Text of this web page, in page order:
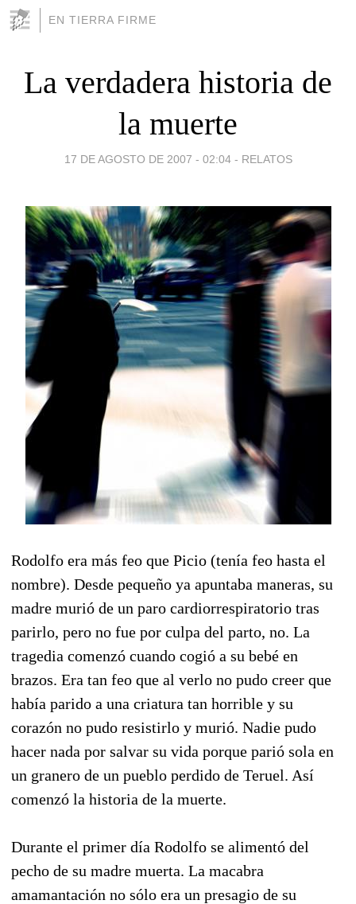
EN TIERRA FIRME
La verdadera historia de
la muerte
17 DE AGOSTO DE 2007 - 02:04 - RELATOS
Rodolfo era más feo que Picio (tenía feo hasta el
nombre). Desde pequeño ya apuntaba maneras, su
madre murió de un paro cardiorrespiratorio tras
parirlo, pero no fue por culpa del parto, no. La
tragedia comenzó cuando cogió a su bebé en
brazos. Era tan feo que al verlo no pudo creer que
había parido a una criatura tan horrible y su
corazón no pudo resistirlo y murió. Nadie pudo
hacer nada por salvar su vida porque parió sola en
un granero de un pueblo perdido de Teruel. Así
comenzó la historia de la muerte.
Durante el primer día Rodolfo se alimentó del
pecho de su madre muerta. La macabra
amamantación no sólo era un presagio de su